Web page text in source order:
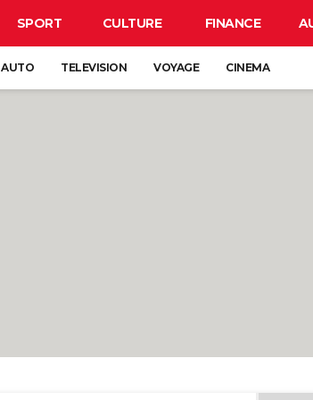
SPORT CULTURE FINANCE
AUTO TELEVISION VOYAGE CINEMA